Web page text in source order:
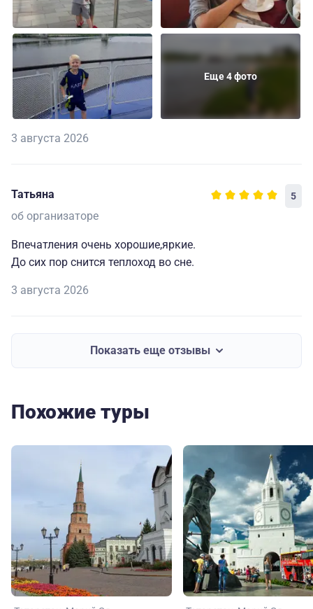
Еще 4 фото
3 августа 2026
Татьяна 5
об организаторе
Впечатления очень хорошие,яркие.
До сих пор снится теплоход во сне.
3 августа 2026
Показать еще отзывы
Похожие туры